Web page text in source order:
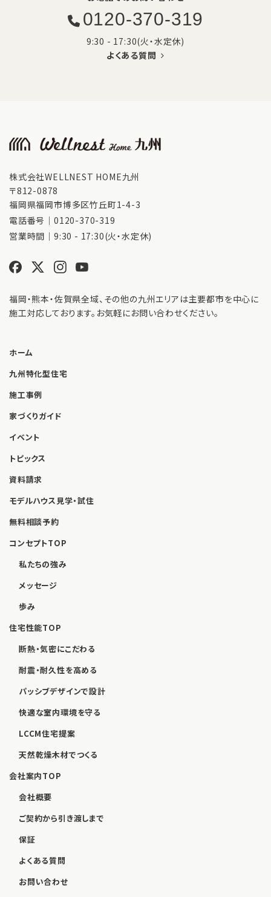
0120-370-319
9:30 - 17:30(火・水定休)
よくある質問
株式会社WELLNEST HOME九州
〒812-0878
福岡県福岡市博多区竹丘町1-4-3
電話番号｜ 0120-370-319
営業時間｜9:30 - 17:30(火・水定休)
福岡・熊本・佐賀県全域、その他の九州エリアは主要都市を中心に
施工対応しております。お気軽にお問い合わせください。
ホーム
九州特化型住宅
施工事例
家づくりガイド
イベント
トピックス
資料請求
モデルハウス見学・試住
無料相談予約
コンセプトTOP
私たちの強み
メッセージ
歩み
住宅性能TOP
断熱・気密にこだわる
耐震・耐久性を高める
パッシブデザインで設計
快適な室内環境を守る
LCCM住宅提案
天然乾燥木材でつくる
会社案内TOP
会社概要
ご契約から引き渡しまで
保証
よくある質問
お問い合わせ